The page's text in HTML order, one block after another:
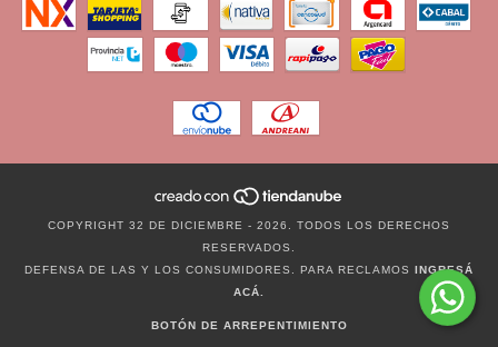
COPYRIGHT 32 DE DICIEMBRE - 2026. TODOS LOS DERECHOS
RESERVADOS.
DEFENSA DE LAS Y LOS CONSUMIDORES. PARA RECLAMOS INGRESÁ
ACÁ.
BOTÓN DE ARREPENTIMIENTO